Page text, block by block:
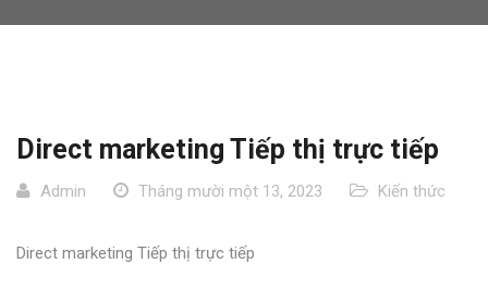
Direct marketing Tiếp thị trực tiếp
Admin Tháng mười một 13, 2023 Kiến thức
Direct marketing Tiếp thị trực tiếp